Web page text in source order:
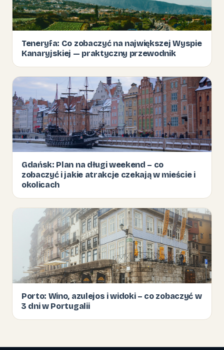
Teneryfa: Co zobaczyć na największej Wyspie
Kanaryjskiej — praktyczny przewodnik
Gdańsk: Plan na długi weekend – co
zobaczyć i jakie atrakcje czekają w mieście i
okolicach
Porto: Wino, azulejos i widoki – co zobaczyć w
3 dni w Portugalii